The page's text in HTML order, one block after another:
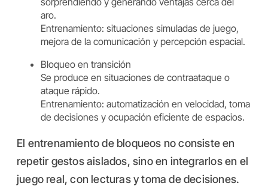
aro.
Entrenamiento: situaciones simuladas de juego,
mejora de la comunicación y percepción espacial.
Bloqueo en transición
Se produce en situaciones de contraataque o
ataque rápido.
Entrenamiento: automatización en velocidad, toma
de decisiones y ocupación eficiente de espacios.
El entrenamiento de bloqueos no consiste en
repetir gestos aislados, sino en integrarlos en el
juego real, con lecturas y toma de decisiones.